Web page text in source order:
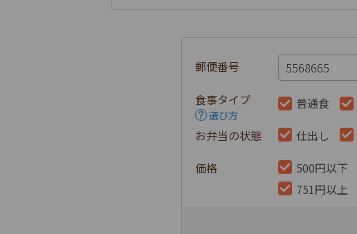
郵便番号
食事タイプ
選び方
普通食
お弁当の状態
仕出し
価格 500円以下
751円以上